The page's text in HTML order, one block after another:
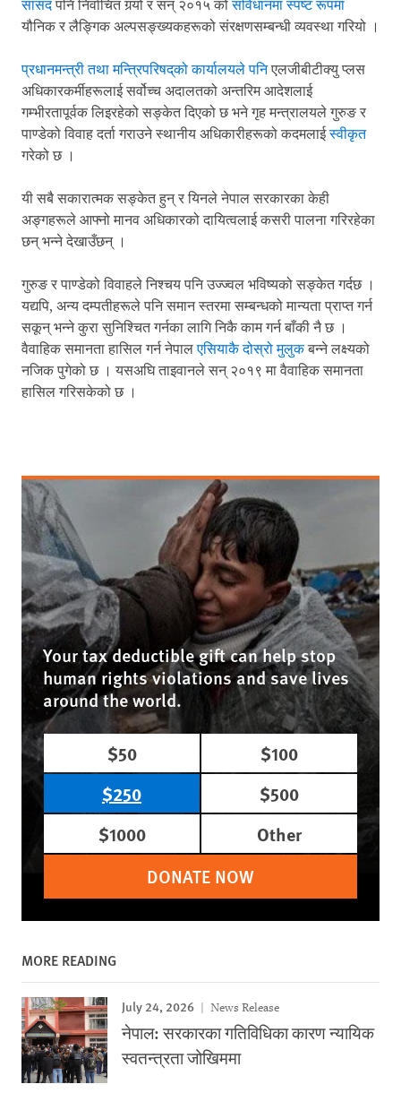
सांसदपनि निर्वाचित गर्‍यो र सन् २०१५ कोसंविधानमा स्पष्ट रूपमा
यौनिक र लैङ्गिक अल्पसङ्ख्यकहरूको संरक्षणसम्बन्धी व्यवस्था गरियो ।
प्रधानमन्त्री तथा मन्त्रिपरिषद्‌को कार्यालयले पनिएलजीबीटीक्यु प्लस
अधिकारकर्मीहरूलाई सर्वोच्च अदालतको अन्तरिम आदेशलाई
गम्भीरतापूर्वक लिइरहेको सङ्केत दिएको छ भने गृह मन्त्रालयले गुरुङ र
पाण्डेको विवाह दर्ता गराउने स्थानीय अधिकारीहरूको कदमलाईस्वीकृत
गरेको छ ।
यी सबै सकारात्मक सङ्केत हुन् र यिनले नेपाल सरकारका केही
अङ्गहरूले आफ्नो मानव अधिकारको दायित्वलाई कसरी पालना गरिरहेका
छन् भन्ने देखाउँछन् ।
गुरुङ र पाण्डेको विवाहले निश्चय पनि उज्ज्वल भविष्यको सङ्केत गर्दछ ।
यद्यपि, अन्य दम्पतीहरूले पनि समान स्तरमा सम्बन्धको मान्यता प्राप्त गर्न
सकून् भन्ने कुरा सुनिश्चित गर्नका लागि निकै काम गर्न बाँकी नै छ ।
वैवाहिक समानता हासिल गर्न नेपालएसियाकै दोस्रो मुलुकबन्ने लक्ष्यको
नजिक पुगेको छ । यसअघि ताइवानले सन् २०१९ मा वैवाहिक समानता
हासिल गरिसकेको छ ।
Your tax deductible gift can help stop
human rights violations and save lives
around the world.
$50
$100
$250
$500
$1000
Other
DONATE NOW
MORE READING
July 24, 2026 News Release
नेपाल: सरकारका गतिविधिका कारण न्यायिक
स्वतन्त्रता जोखिममा